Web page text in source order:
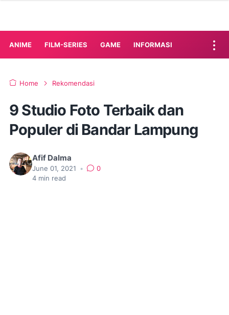
ANIME FILM-SERIES GAME INFORMASI
Home Rekomendasi
9 Studio Foto Terbaik dan
Populer di Bandar Lampung
Afif Dalma
June 01, 2021 •
0
4 min read